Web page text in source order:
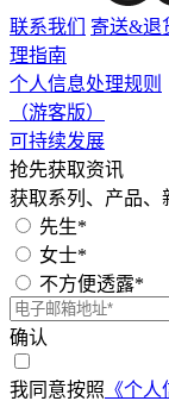
联系我们 寄送&退
理指南
个人信息处理规则
（游客版）
可持续发展
抢先获取资讯
获取系列、产品、
先生*
女士*
不方便透露*
确认
我同意按照 《个